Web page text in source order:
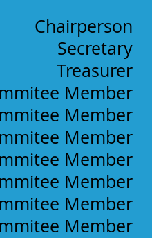
Chairperson
Secretary
Treasurer
Member
Member
Member
Member
Member
Member
Member